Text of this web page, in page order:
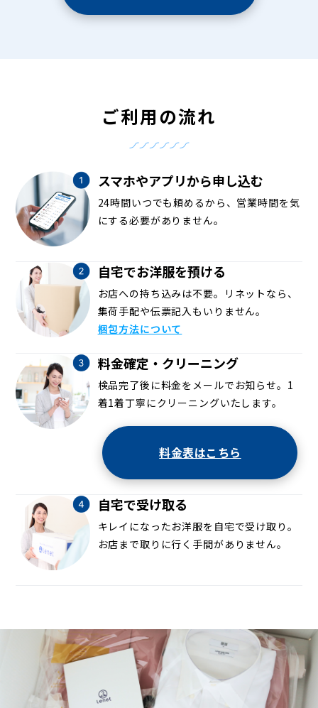
ご利用の流れ
スマホやアプリから申し込む
24時間いつでも頼めるから、営業時間を気
にする必要がありません。
自宅でお洋服を預ける
お店への持ち込みは不要。リネットなら、
集荷手配や伝票記入もいりません。
梱包方法について
料金確定・クリーニング
検品完了後に料金をメールでお知らせ。1
着1着丁寧にクリーニングいたします。
料金表はこちら
自宅で受け取る
キレイになったお洋服を自宅で受け取り。
お店まで取りに行く手間がありません。